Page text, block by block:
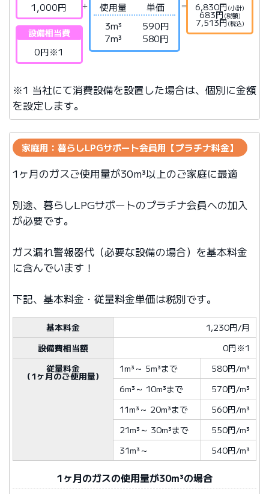
1,000円
設備相当費
0円※1
使用量
単価
3m³
590円
7m³
580円
6,830円 (小計)
683円 (税額)
7,513円 (税込)
※1 当社にて消費設備を設置した場合は、個別に金額
を設定します。
家庭用：暮らしLPGサポート会員用【プラチナ料金】
1ヶ月のガスご使用量が30m³以上のご家庭に最適
別途、暮らしLPGサポートのプラチナ会員への加入
が必要です。
ガス漏れ警報器代（必要な設備の場合）を基本料金
に含んでいます！
下記、基本料金・従量料金単価は税別です。
基本料金
1,230円/月
設備費相当額
0円※1
従量料金
（1ヶ月のご使用量）
1m³ ～ 5m³まで
580円/m³
6m³ ～ 10m³まで
570円/m³
11m³ ～ 20m³まで
560円/m³
21m³ ～ 30m³まで
550円/m³
31m³ ～ 540円/m³
1ヶ月のガスの使用量が30m³の場合